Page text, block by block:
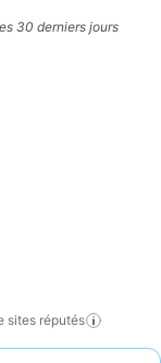
30 derniers jours
sites réputés